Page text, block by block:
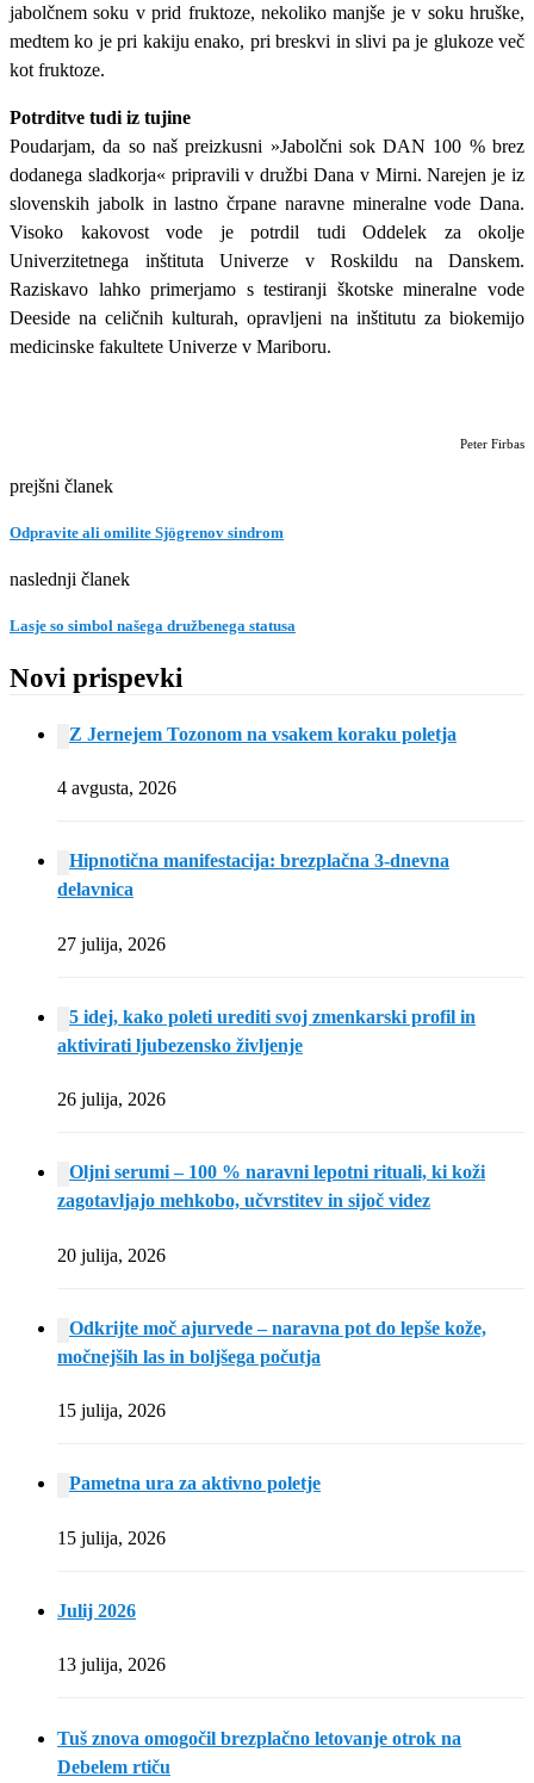
jabolčnem soku v prid fruktoze, nekoliko manjše je v soku hruške,
medtem ko je pri kakiju enako, pri breskvi in slivi pa je glukoze več
kot fruktoze.
Potrditve tudi iz tujine
Poudarjam, da so naš preizkusni »Jabolčni sok DAN 100 % brez
dodanega sladkorja« pripravili v družbi Dana v Mirni. Narejen je iz
slovenskih jabolk in lastno črpane naravne mineralne vode Dana.
Visoko kakovost vode je potrdil tudi Oddelek za okolje
Univerzitetnega inštituta Univerze v Roskildu na Danskem.
Raziskavo lahko primerjamo s testiranji škotske mineralne vode
Deeside na celičnih kulturah, opravljeni na inštitutu za biokemijo
medicinske fakultete Univerze v Mariboru.
Peter Firbas
prejšni članek
Odpravite ali omilite Sjögrenov sindrom
naslednji članek
Lasje so simbol našega družbenega statusa
Novi prispevki
Z Jernejem Tozonom na vsakem koraku poletja
4 avgusta, 2026
Hipnotična manifestacija: brezplačna 3-dnevna
delavnica
27 julija, 2026
5 idej, kako poleti urediti svoj zmenkarski profil in
aktivirati ljubezensko življenje
26 julija, 2026
Oljni serumi – 100 % naravni lepotni rituali, ki koži
zagotavljajo mehkobo, učvrstitev in sijoč videz
20 julija, 2026
Odkrijte moč ajurvede – naravna pot do lepše kože,
močnejših las in boljšega počutja
15 julija, 2026
Pametna ura za aktivno poletje
15 julija, 2026
Julij 2026
13 julija, 2026
Tuš znova omogočil brezplačno letovanje otrok na
Debelem rtiču